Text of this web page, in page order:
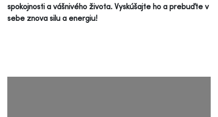
spokojnosti a vášnivého života. Vyskúšajte ho a prebuďte v
sebe znova silu a energiu!